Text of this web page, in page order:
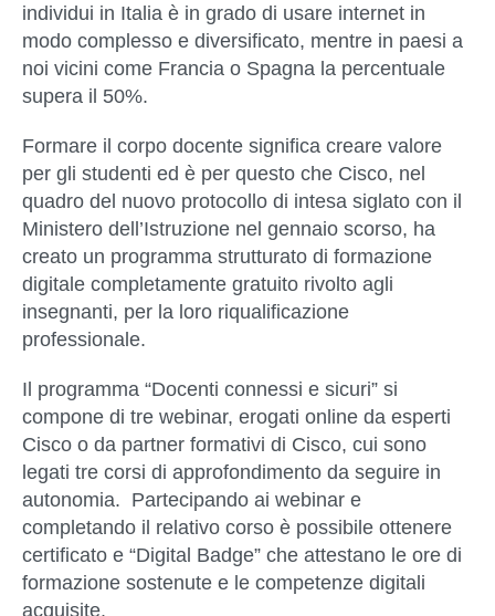
individui in Italia è in grado di usare internet in
modo complesso e diversificato, mentre in paesi a
noi vicini come Francia o Spagna la percentuale
supera il 50%.
Formare il corpo docente significa creare valore
per gli studenti ed è per questo che Cisco, nel
quadro del nuovo protocollo di intesa siglato con il
Ministero dell’Istruzione nel gennaio scorso, ha
creato un programma strutturato di formazione
digitale completamente gratuito rivolto agli
insegnanti, per la loro riqualificazione
professionale.
Il programma “Docenti connessi e sicuri” si
compone di tre webinar, erogati online da esperti
Cisco o da partner formativi di Cisco, cui sono
legati tre corsi di approfondimento da seguire in
autonomia. Partecipando ai webinar e
completando il relativo corso è possibile ottenere
certificato e “Digital Badge” che attestano le ore di
formazione sostenute e le competenze digitali
acquisite.